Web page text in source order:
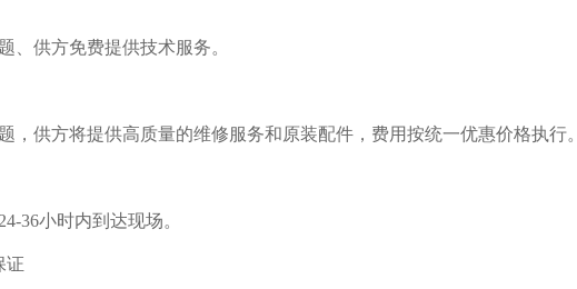
供方免费提供技术服务。
供方将提供高质量的维修服务和原装配件，费用按统一优惠价格执行。
小时内到达现场。
证